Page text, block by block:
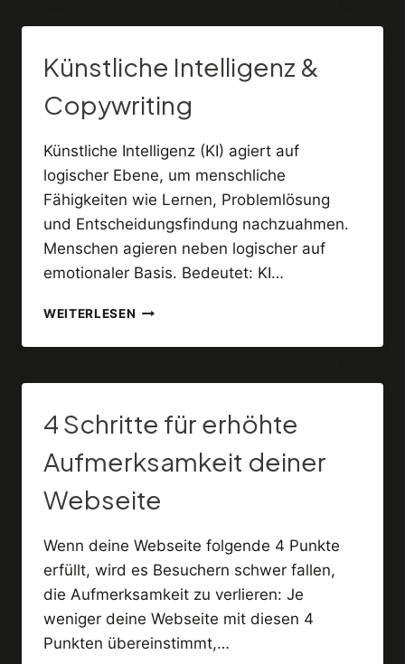
LESER
HANDLUNG
Künstliche Intelligenz &
Copywriting
Künstliche Intelligenz (KI) agiert auf
logischer Ebene, um menschliche
Fähigkeiten wie Lernen, Problemlösung
und Entscheidungsfindung nachzuahmen.
Menschen agieren neben logischer auf
emotionaler Basis. Bedeutet: KI…
WEITERLESENKÜNSTLICHE
&
4 Schritte für erhöhte
Aufmerksamkeit deiner
Webseite
Wenn deine Webseite folgende 4 Punkte
erfüllt, wird es Besuchern schwer fallen,
die Aufmerksamkeit zu verlieren: Je
weniger deine Webseite mit diesen 4
Punkten übereinstimmt,…